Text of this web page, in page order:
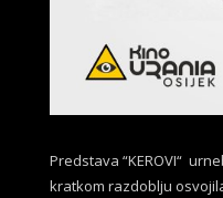
Predstava “KEROVI“
kratkom razdoblju